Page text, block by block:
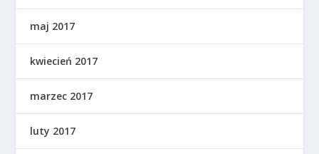
maj 2017
kwiecień 2017
marzec 2017
luty 2017